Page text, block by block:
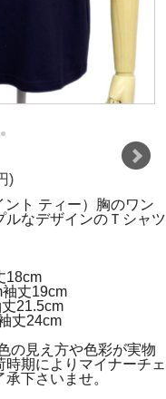
)
ト ティー）胸のワン
ルなデザインのＴシャツ
18cm
丈19cm
21.5cm
丈24cm
の見え方や色彩が実物
期によりマイナーチェ
下さいませ。